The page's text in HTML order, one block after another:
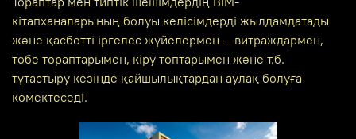
кітапханаларының болуы келісімдерді жылдамдатады
және қасбетті іргелес жүйелермен — витраждармен,
төбе тораптарымен, кіру топтарымен және т.б.
тұтастыру кезінде қайшылықтардан аулақ болуға
көмектеседі.